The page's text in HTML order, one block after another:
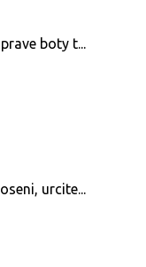
boty t...
urcite...